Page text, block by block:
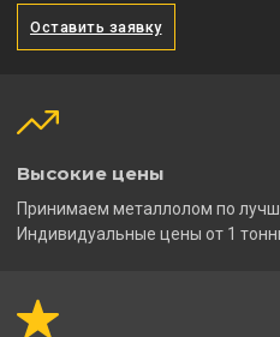
Оставить заявку
Высокие цены
Принимаем металлолом по
Индивидуальные цены от 1